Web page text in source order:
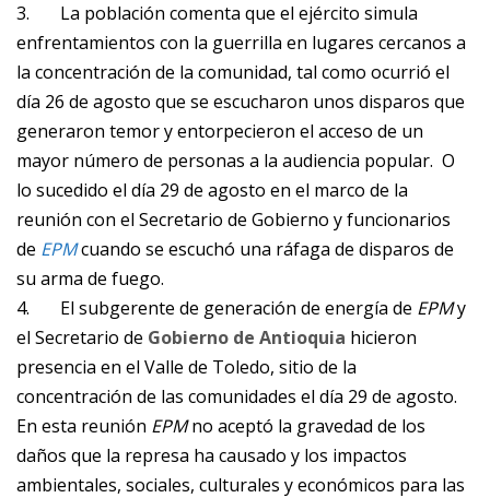
3. La población comenta que el ejército simula
enfrentamientos con la guerrilla en lugares cercanos a
la concentración de la comunidad, tal como ocurrió el
día 26 de agosto que se escucharon unos disparos que
generaron temor y entorpecieron el acceso de un
mayor número de personas a la audiencia popular. O
lo sucedido el día 29 de agosto en el marco de la
reunión con el Secretario de Gobierno y funcionarios
de EPMcuando se escuchó una ráfaga de disparos de
su arma de fuego.
4. El subgerente de generación de energía de EPMy
el Secretario de Gobierno de Antioquia hicieron
presencia en el Valle de Toledo, sitio de la
concentración de las comunidades el día 29 de agosto.
En esta reunión EPMno aceptó la gravedad de los
daños que la represa ha causado y los impactos
ambientales, sociales, culturales y económicos para las